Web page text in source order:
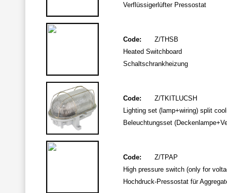
Verflüssigerlüfter Pressostat
Code:
Z/THSB
Heated Switchboard
Schaltschrankheizung
Code:
Z/TKITLUCSH
Lighting set (lamp+wiring) split
Beleuchtungsset
Code:
Z/TPAP
High pressure switch (only for
Hochdruck-Pressostat für